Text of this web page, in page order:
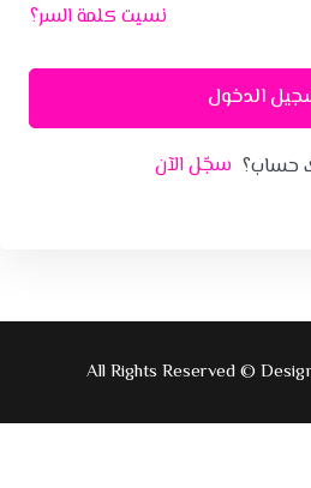
نسيت كلمة السر؟
الدخول
حساب؟ سجّل الآن
All Rights Reserved ©